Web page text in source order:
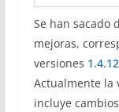
Se han sacado
mejoras,
versiones 1.4.12
Actualmente la
incluye